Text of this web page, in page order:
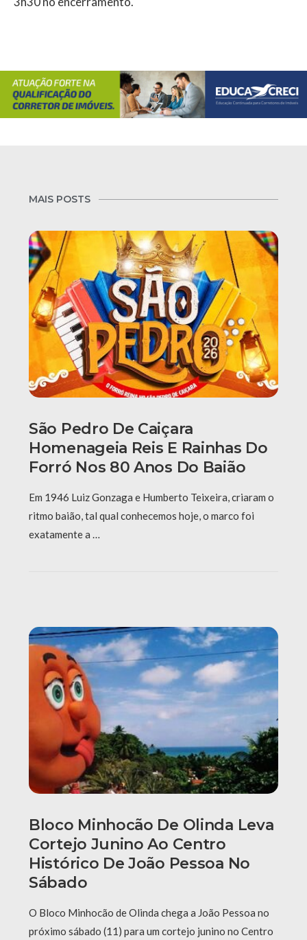
MAIS POSTS
São Pedro De Caiçara
Homenageia Reis E Rainhas Do
Forró Nos 80 Anos Do Baião
Em 1946 Luiz Gonzaga e Humberto Teixeira, criaram o
ritmo baião, tal qual conhecemos hoje, o marco foi
exatamente a …
Bloco Minhocão De Olinda Leva
Cortejo Junino Ao Centro
Histórico De João Pessoa No
Sábado
O Bloco Minhocão de Olinda chega a João Pessoa no
próximo sábado (11) para um cortejo junino no Centro